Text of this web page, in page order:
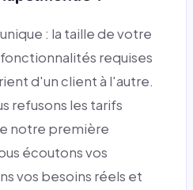
: la taille de votre
requises
d'un client à l'autre.
refusons les tarifs
notre première
écoutons vos
vos besoins réels et